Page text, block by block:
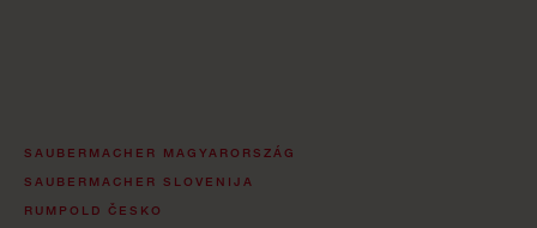
SAUBERMACHER MAGYARORSZÁG
SAUBERMACHER SLOVENIJA
RUMPOLD ČESKO